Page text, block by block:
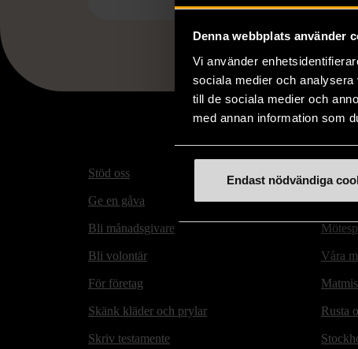
Denna webbplats använder
Vi använder
sociala medier och
till de sociala medier och
med annan information som
Endast nödvändiga
Stöd oss
Ge en gåva
Bli månadsgivare
Bli volontär
För företag
Skänk kläder och prylar
Skriv testamente
Hitta
Våra
Rusta